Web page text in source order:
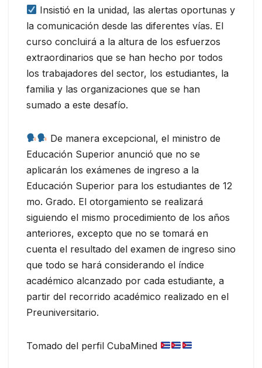
Insistió en la unidad, las alertas oportunas y
la comunicación desde las diferentes vías. El
curso concluirá a la altura de los esfuerzos
extraordinarios que se han hecho por todos
los trabajadores del sector, los estudiantes, la
familia y las organizaciones que se han
sumado a este desafío.
De manera excepcional, el ministro de
Educación Superior anunció que no se
aplicarán los exámenes de ingreso a la
Educación Superior para los estudiantes de 12
mo. Grado. El otorgamiento se realizará
siguiendo el mismo procedimiento de los años
anteriores, excepto que no se tomará en
cuenta el resultado del examen de ingreso sino
que todo se hará considerando el índice
académico alcanzado por cada estudiante, a
partir del recorrido académico realizado en el
Preuniversitario.
Tomado del perfil CubaMined